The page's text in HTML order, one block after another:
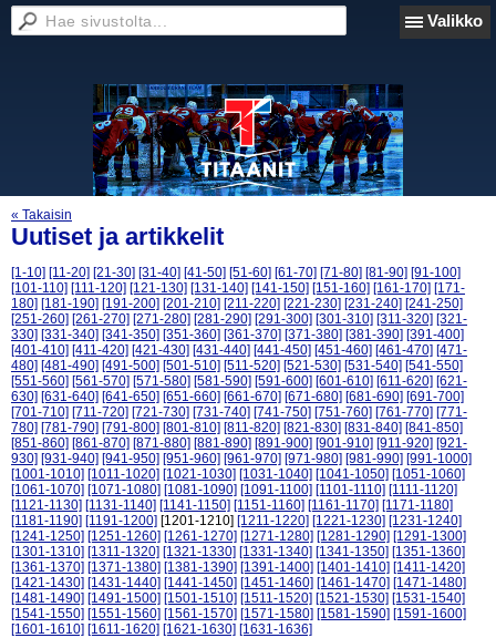
Valikko
« Takaisin
Uutiset ja artikkelit
[1-10] [11-20] [21-30] [31-40] [41-50] [51-60] [61-70] [71-80] [81-90] [91-100]
[101-110] [111-120] [121-130] [131-140] [141-150] [151-160] [161-170] [171-
180] [181-190] [191-200] [201-210] [211-220] [221-230] [231-240] [241-250]
[251-260] [261-270] [271-280] [281-290] [291-300] [301-310] [311-320] [321-
330] [331-340] [341-350] [351-360] [361-370] [371-380] [381-390] [391-400]
[401-410] [411-420] [421-430] [431-440] [441-450] [451-460] [461-470] [471-
480] [481-490] [491-500] [501-510] [511-520] [521-530] [531-540] [541-550]
[551-560] [561-570] [571-580] [581-590] [591-600] [601-610] [611-620] [621-
630] [631-640] [641-650] [651-660] [661-670] [671-680] [681-690] [691-700]
[701-710] [711-720] [721-730] [731-740] [741-750] [751-760] [761-770] [771-
780] [781-790] [791-800] [801-810] [811-820] [821-830] [831-840] [841-850]
[851-860] [861-870] [871-880] [881-890] [891-900] [901-910] [911-920] [921-
930] [931-940] [941-950] [951-960] [961-970] [971-980] [981-990] [991-1000]
[1001-1010] [1011-1020] [1021-1030] [1031-1040] [1041-1050] [1051-1060]
[1061-1070] [1071-1080] [1081-1090] [1091-1100] [1101-1110] [1111-1120]
[1121-1130] [1131-1140] [1141-1150] [1151-1160] [1161-1170] [1171-1180]
[1181-1190] [1191-1200] [1201-1210] [1211-1220] [1221-1230] [1231-1240]
[1241-1250] [1251-1260] [1261-1270] [1271-1280] [1281-1290] [1291-1300]
[1301-1310] [1311-1320] [1321-1330] [1331-1340] [1341-1350] [1351-1360]
[1361-1370] [1371-1380] [1381-1390] [1391-1400] [1401-1410] [1411-1420]
[1421-1430] [1431-1440] [1441-1450] [1451-1460] [1461-1470] [1471-1480]
[1481-1490] [1491-1500] [1501-1510] [1511-1520] [1521-1530] [1531-1540]
[1541-1550] [1551-1560] [1561-1570] [1571-1580] [1581-1590] [1591-1600]
[1601-1610] [1611-1620] [1621-1630] [1631-1636]